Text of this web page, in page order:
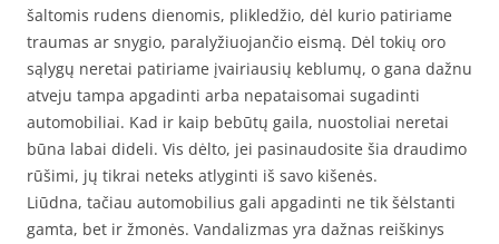
šaltomis rudens dienomis, plikledžio, dėl kurio patiriame
traumas ar snygio, paralyžiuojančio eismą. Dėl tokių oro
sąlygų neretai patiriame įvairiausių keblumų, o gana dažnu
atveju tampa apgadinti arba nepataisomai sugadinti
automobiliai. Kad ir kaip bebūtų gaila, nuostoliai neretai
būna labai dideli. Vis dėlto, jei pasinaudosite šia draudimo
rūšimi, jų tikrai neteks atlyginti iš savo kišenės.
Liūdna, tačiau automobilius gali apgadinti ne tik šėlstanti
gamta, bet ir žmonės. Vandalizmas yra dažnas reiškinys